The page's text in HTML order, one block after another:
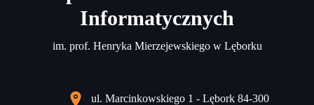
Informatycznych
im. prof. Henryka Mierzejewskiego w Lęborku
ul. Marcinkowskiego 1 - Lębork 84-300